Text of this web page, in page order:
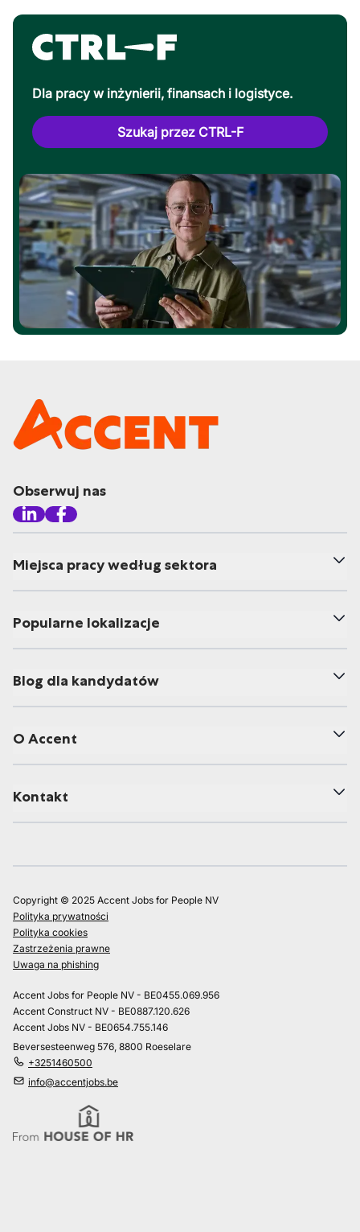
Dla pracy w inżynierii, finansach i logistyce.
Szukaj przez CTRL-F
Obserwuj nas
Miejsca pracy według sektora
Popularne lokalizacje
Blog dla kandydatów
O Accent
Kontakt
Copyright © 2025 Accent Jobs for People NV
Polityka prywatności
Polityka cookies
Zastrzeżenia prawne
Uwaga na phishing
Accent Jobs for People NV - BE0455.069.956
Accent Construct NV - BE0887.120.626
Accent Jobs NV - BE0654.755.146
Beversesteenweg 576, 8800 Roeselare
+3251460500
info@accentjobs.be